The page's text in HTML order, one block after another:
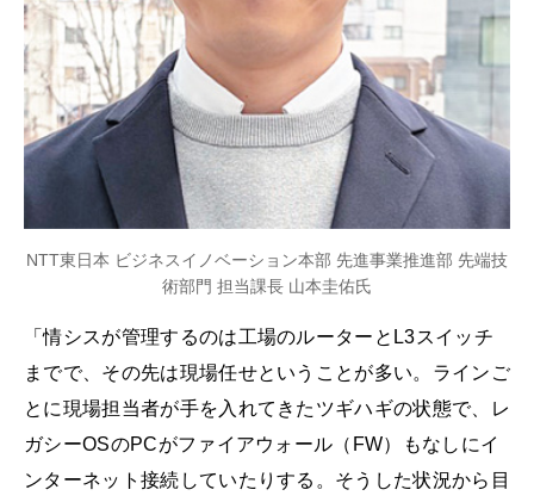
NTT東日本 ビジネスイノベーション本部 先進事業推進部 先端技
術部門 担当課長 山本圭佑氏
「情シスが管理するのは工場のルーターとL3スイッチ
までで、その先は現場任せということが多い。ラインご
とに現場担当者が手を入れてきたツギハギの状態で、レ
ガシーOSのPCがファイアウォール（FW）もなしにイ
ンターネット接続していたりする。そうした状況から目